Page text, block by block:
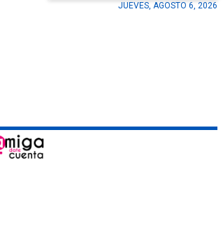
JUEVES, AGOSTO 6, 2026